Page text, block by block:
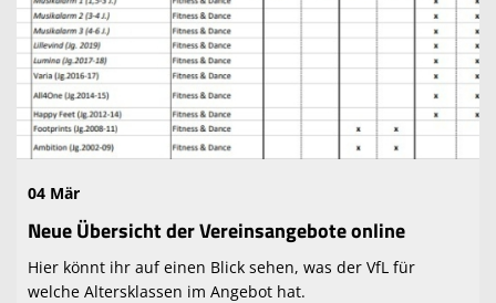
04 Mär
Neue Übersicht der Vereinsangebote online
Hier könnt ihr auf einen Blick sehen, was der VfL für
welche Altersklassen im Angebot hat.